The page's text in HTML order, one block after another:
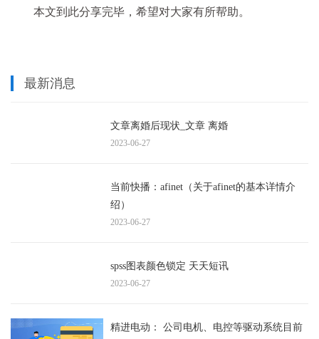
本文到此分享完毕，希望对大家有所帮助。
最新消息
文章离婚后现状_文章 离婚
2023-06-27
当前快播：afinet（关于afinet的基本详情介
绍）
2023-06-27
spss图表颜色锁定 天天短讯
2023-06-27
精进电动： 公司电机、电控等驱动系统目前